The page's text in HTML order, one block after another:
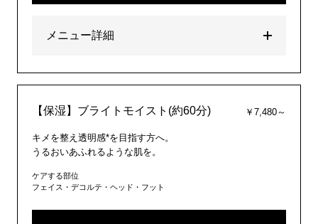
メニュー詳細
【保湿】ブライトモイスト(約60分) ￥7,480～
キメを整え透明感*を目指す方へ。
うるおいあふれるような肌を。
ケアする部位
フェイス・デコルテ・ヘッド・フット